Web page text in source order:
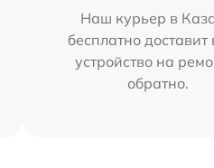
Наш курьер в
бесплатно
устройство на
обратно.